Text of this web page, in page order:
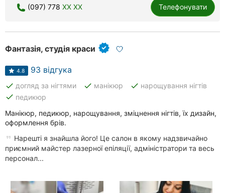
(097) 778 XX XX Телефонувати
Фантазія, студія краси
4.8 93 відгука
done догляд за нігтями done манікюр done нарощування нігтів
done педикюр
Манікюр, педикюр, нарощування, зміцнення нігтів, їх дизайн,
оформлення брів.
Нарешті я знайшла його! Це салон в якому надзвичайно
приємний майстер лазерної епіляції, адміністратори та весь
персонал...